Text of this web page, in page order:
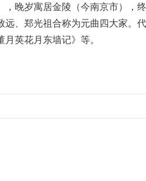
晚岁寓居金陵（今南京市），
、郑光祖合称为元曲四大家。
英花月东墙记》等。